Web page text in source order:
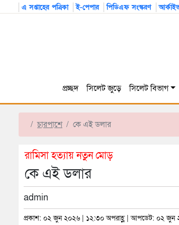
এ সপ্তাহের পত্রিকা ই-পেপার পিডিএফ সংস্করণ
প্রচ্ছদ সিলেট জুড়ে সিলেট বিভাগ
চারপাশে কে এই ডলার
রামিসা হত্যায় নতুন মোড়
কে এই ডলার
admin
প্রকাশ: ০২ জুন ২০২৬ | ১২:৩০ অপরাহ্ণ | আপডেট: ০২ জুন